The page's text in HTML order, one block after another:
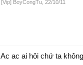
[Vip] BoyCongTu 22/10/11
Ac ac ai hôi chứ ta